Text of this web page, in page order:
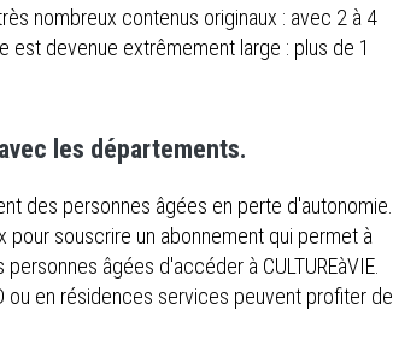
nombreux contenus originaux : avec 2 à 4
est devenue extrêmement large : plus de 1
les départements.
des personnes âgées en perte d'autonomie.
pour souscrire un abonnement qui permet à
âgées d'accéder à CULTUREàVIE.
ou en résidences services peuvent profiter de